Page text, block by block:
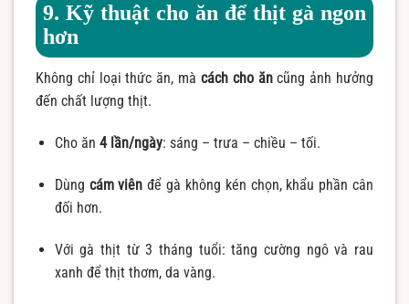
9. Kỹ thuật cho ăn để thịt gà ngon
hơn
Không chỉ loại thức ăn, mà cách cho ăncũng ảnh hưởng
đến chất lượng thịt.
Cho ăn 4 lần/ngày: sáng – trưa – chiều – tối.
Dùng cám viên để gà không kén chọn, khẩu phần cân
đối hơn.
Với gà thịt từ 3 tháng tuổi: tăng cường ngô và rau
xanh để thịt thơm, da vàng.